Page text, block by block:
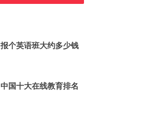
报个英语班大约多少钱
中国十大在线教育排名